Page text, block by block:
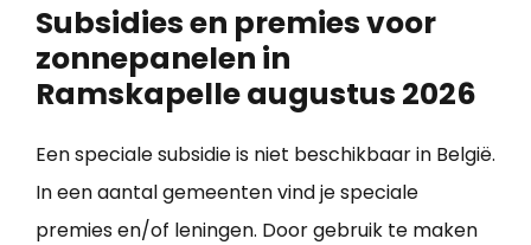
Subsidies en premies voor
zonnepanelen in
Ramskapelle augustus 2026
Een speciale subsidie is niet beschikbaar in België.
In een aantal gemeenten vind je speciale
premies en/of leningen. Door gebruik te maken